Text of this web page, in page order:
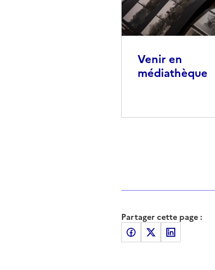
Venir en
médiathèque
Partager cette page :
Partager sur Facebook
Partager sur XPartager sur